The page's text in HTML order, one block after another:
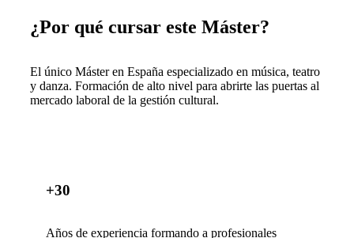
¿Por qué cursar este Máster?
El único Máster en España especializado en música, teatro
y danza. Formación de alto nivel para abrirte las puertas al
mercado laboral de la gestión cultural.
+30
Años de experiencia formando a profesionales